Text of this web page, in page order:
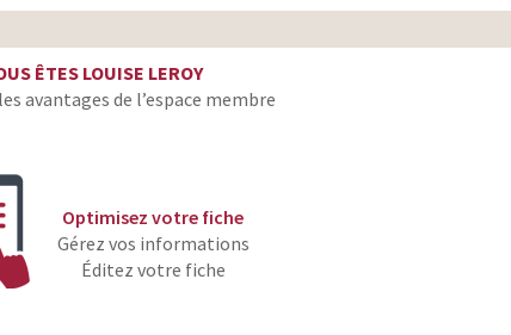
ÊTES LOUISE LEROY
avantages de l’espace membre
Optimisez votre fiche
Gérez vos informations
Éditez votre fiche